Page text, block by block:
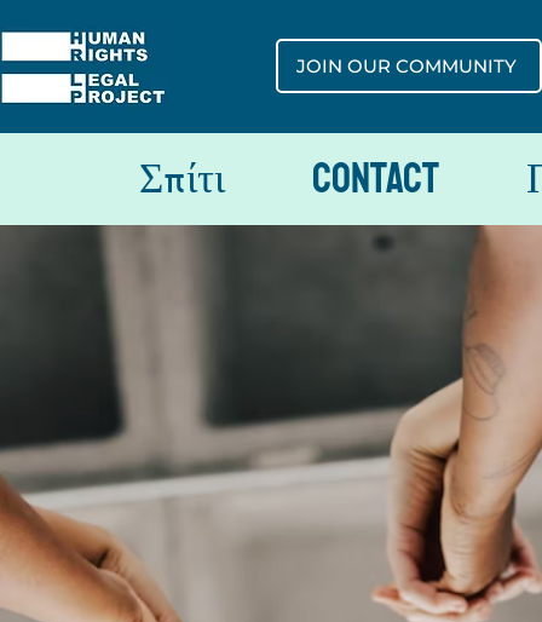
JOIN OUR COMMUNITY
Σπίτι Contact